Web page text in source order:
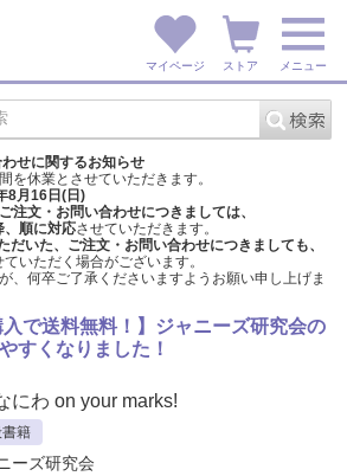
マイページ ストア メニュー
せに関するお知らせ
を休業とさせていただきます。
8月16日(日)
注文・お問い合わせにつきましては、
、順に対応させていただきます。
だいた、ご注文・ お問い合わせにつきましても、
ていただく場合がございます。
、 何卒ご了承くださいますようお願い申し上げま
入で送料無料！】ジャニーズ研究会の
すくなりました！
にわ on your marks!
籍
ーズ研究会